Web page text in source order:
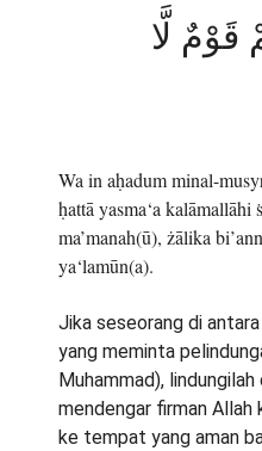
قَوْمٌ لَّا
Wa in aḥadum minal-
ḥattā yasma‘a kalāmallāhi
ma’manah(ū), żālika
ya‘lamūn(a).
Jika seseorang di
yang meminta
Muhammad),
mendengar firman Allah
ke tempat yang aman